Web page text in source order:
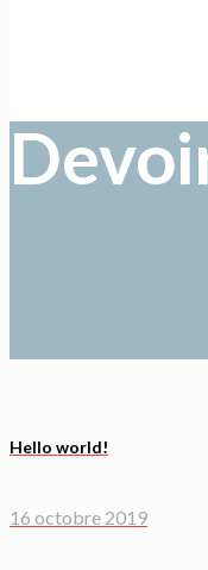
Hello world!
16 octobre 2019